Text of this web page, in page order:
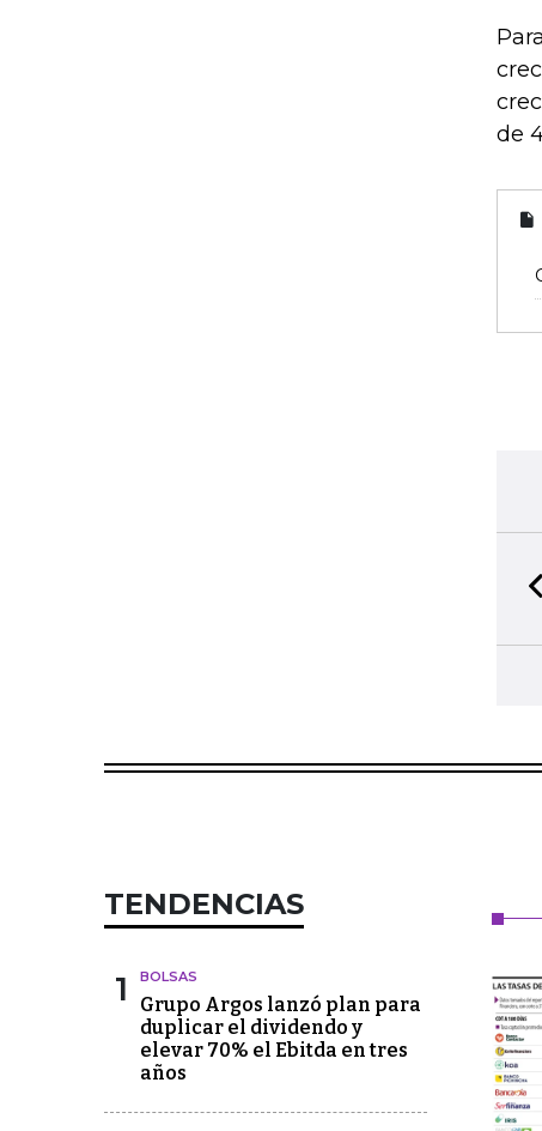
de
TENDENCIAS
1 BOLSAS
Grupo Argos lanzó plan para
duplicar el dividendo y
elevar 70% el Ebitda en tres
años